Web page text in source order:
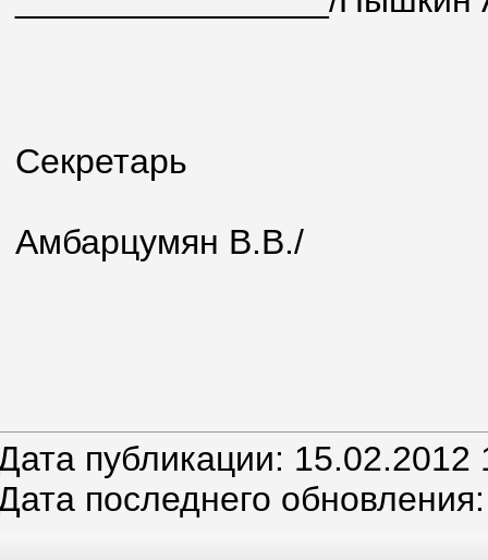
Секретарь
Амбарцумян В.В./
публикации: 15.02.2012
последнего